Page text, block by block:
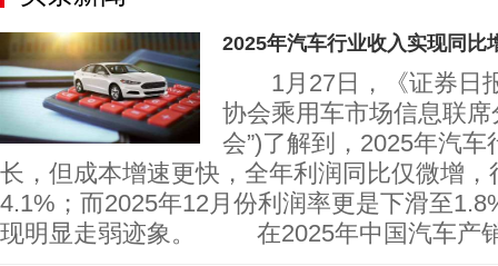
2025年汽车行业收入实现同比
1月27日，《证券日
协会乘用车市场信息联席
会”)了解到，2025年汽
长，但成本增速更快，全年利润同比仅微增，
4.1%；而2025年12月份利润率更是下滑至
现明显走弱迹象。 在2025年中国汽车产